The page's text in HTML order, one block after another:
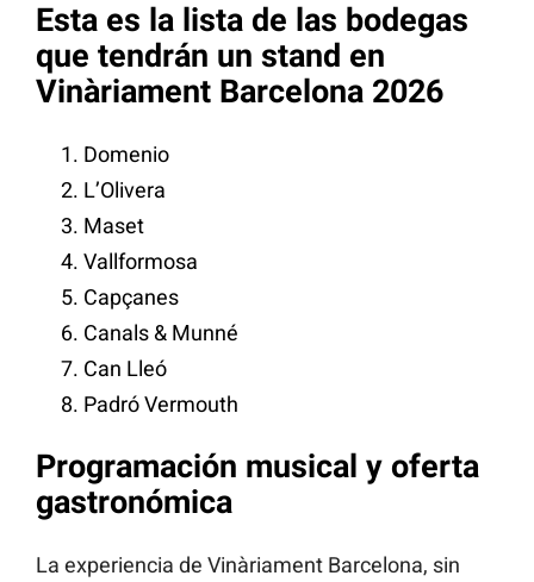
Esta es la lista de las bodegas
que tendrán un stand en
Vinàriament Barcelona 2026
Domenio
L’Olivera
Maset
Vallformosa
Capçanes
Canals & Munné
Can Lleó
Padró Vermouth
Programación musical y oferta
gastronómica
La experiencia de Vinàriament Barcelona, sin